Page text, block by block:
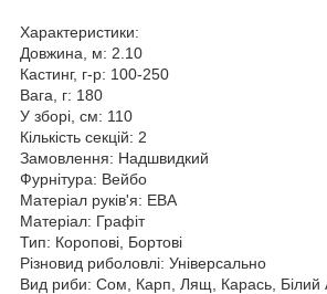
Характеристики:
Довжина, м: 2.10
Кастинг, г-р: 100-250
Вага, г: 180
У зборі, см: 110
Кількість секцій: 2
Замовлення: Надшвидкий
Фурнітура: Вейбо
Матеріал руків'я: ЕВА
Матеріал: Графіт
Тип: Коропові, Бортові
Різновид риболовлі: Універсально
Вид риби: Сом, Карп, Лящ, Карась, Білий